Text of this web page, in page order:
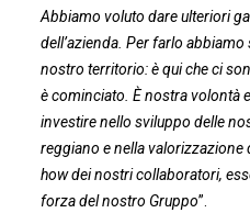
Abbiamo voluto dare ulteriori
dell’azienda. Per farlo
nostro territorio: è qui che ci
è cominciato. È nostra volontà
investire nello sviluppo delle
reggiano e nella valorizzazione
how dei nostri collaboratori,
forza del nostro Gruppo”.